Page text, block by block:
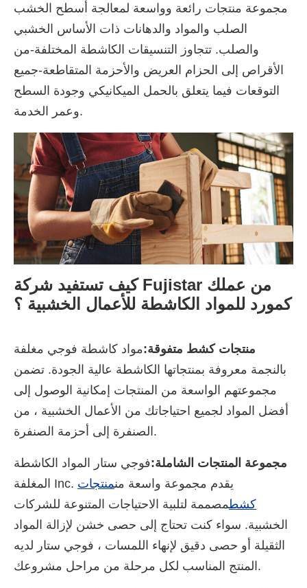
مجموعة منتجات رائعة وواسعة لمعالجة أسطح الخشب
الصلب والمواد والدهانات ذات الأساس الخشبي
والصلب. تتجاوز التنسيقات الكاشطة المختلفة-من
الأقراص إلى الحزام العريض والأحزمة المتقاطعة-جميع
التوقعات فيما يتعلق بالحمل الميكانيكي وجودة السطح
وعمر الخدمة.
كيف تستفيد شركة Fujistar من عملك
كمورد للمواد الكاشطة للأعمال الخشبية ؟
منتجات كشط متفوقة:مواد كاشطة فوجي مغلفة
بالنجمة معروفة بمنتجاتها الكاشطة عالية الجودة. تضمن
مجموعتهم الواسعة من المنتجات إمكانية الوصول إلى
أفضل المواد لجميع احتياجاتك من الأعمال الخشبية ، من
الصنفرة إلى أحزمة الصنفرة.
مجموعة المنتجات الشاملة:فوجي ستار المواد الكاشطة
المغلفة Inc. يقدم مجموعة واسعة منمنتجات
كشطمصممة لتلبية الاحتياجات المتنوعة للشركات
الخشبية. سواء كنت تحتاج إلى حصى خشن لإزالة المواد
الثقيلة أو حصى دقيق لإنهاء اللمسات ، فوجي ستار لديه
المنتج المناسب لكل مرحلة من مراحل مشروعك.